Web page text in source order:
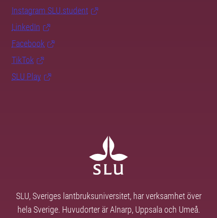
Instagram SLU.student
LinkedIn
Facebook
TikTok
SLU Play
SLU, Sveriges lantbruksuniversitet, har verksamhet över
hela Sverige. Huvudorter är Alnarp, Uppsala och Umeå.